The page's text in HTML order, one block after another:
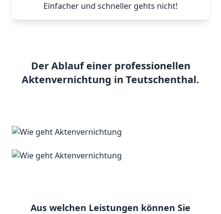
Einfacher und schneller gehts nicht!
Der Ablauf einer professionellen
Aktenvernichtung in Teutschenthal.
Aus welchen Leistungen können Sie